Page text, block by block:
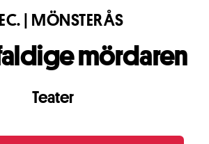
| MÖNSTERÅS
mördaren
Teater